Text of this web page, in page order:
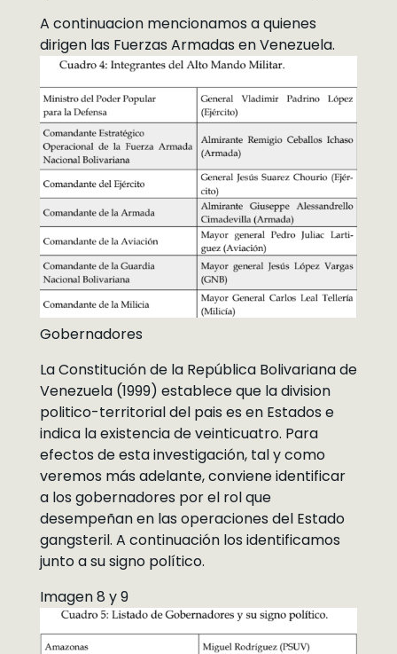
A continuacion mencionamos a quienes
dirigen las Fuerzas Armadas en Venezuela.
Gobernadores
La Constitución de la República Bolivariana de
Venezuela (1999) establece que la division
politico-territorial del pais es en Estados e
indica la existencia de veinticuatro. Para
efectos de esta investigación, tal y como
veremos más adelante, conviene identificar
a los gobernadores por el rol que
desempeñan en las operaciones del Estado
gangsteril. A continuación los identificamos
junto a su signo político.
Imagen 8 y 9